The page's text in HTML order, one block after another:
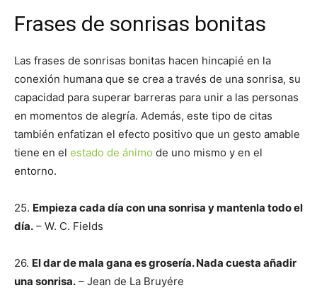
Frases de sonrisas bonitas
Las frases de sonrisas bonitas hacen hincapié en la
conexión humana que se crea a través de una sonrisa, su
capacidad para superar barreras para unir a las personas
en momentos de alegría. Además, este tipo de citas
también enfatizan el efecto positivo que un gesto amable
tiene en el estado de ánimo de uno mismo y en el
entorno.
25. Empieza cada día con una sonrisa y mantenla todo el
día. – W. C. Fields
26. El dar de mala gana es grosería. Nada cuesta añadir
una sonrisa. – Jean de La Bruyére